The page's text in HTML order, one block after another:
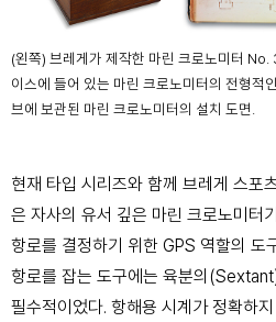
(왼쪽) 브레게가 제작한 마린 크로노미터
이스에 들어 있는 마린 크로노미터의 전형적
브에 보관된 마린 크로노미터의 설치 도면.
현재 타입 시리즈와 함께 브레게 스포
은 자사의 유서 깊은 마린 크로노미터
항로를 결정하기 위한 GPS 역할의 도
항로를 잡는 도구에는 육분의
필수적이었다. 항해용 시계가 정확하